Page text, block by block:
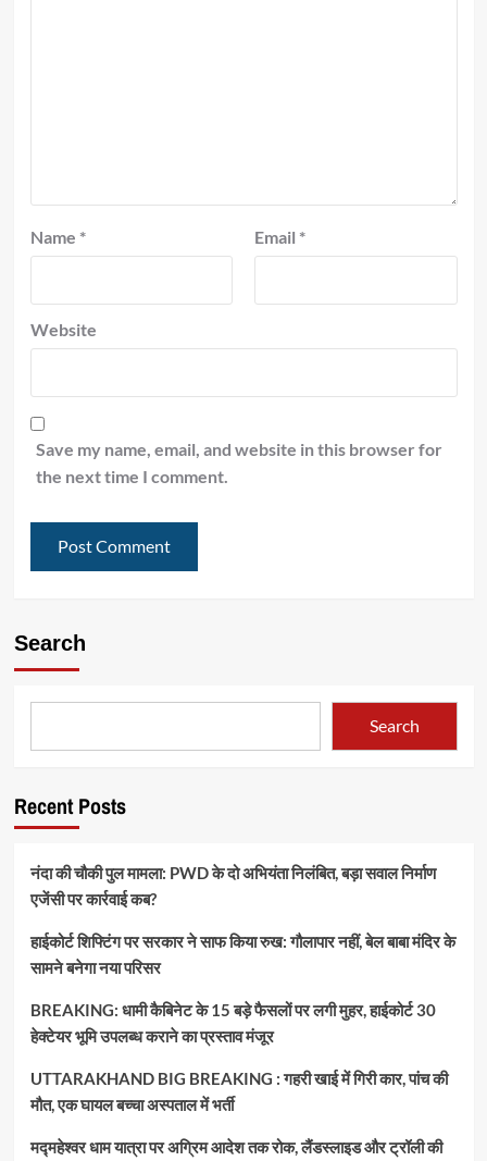
Name * Email *
Website
Save my name, email, and website in this browser for
the next time I comment.
Search
Search
Recent Posts
नंदा की चौकी पुल मामला: PWD के दो अभियंता निलंबित, बड़ा सवाल निर्माण
एजेंसी पर कार्रवाई कब?
हाईकोर्ट शिफ्टिंग पर सरकार ने साफ किया रुख: गौलापार नहीं, बेल बाबा मंदिर के
सामने बनेगा नया परिसर
BREAKING: धामी कैबिनेट के 15 बड़े फैसलों पर लगी मुहर, हाईकोर्ट 30
हेक्टेयर भूमि उपलब्ध कराने का प्रस्ताव मंजूर
UTTARAKHAND BIG BREAKING : गहरी खाई में गिरी कार, पांच की
मौत, एक घायल बच्चा अस्पताल में भर्ती
मद्महेश्वर धाम यात्रा पर अग्रिम आदेश तक रोक, लैंडस्लाइड और ट्रॉली की